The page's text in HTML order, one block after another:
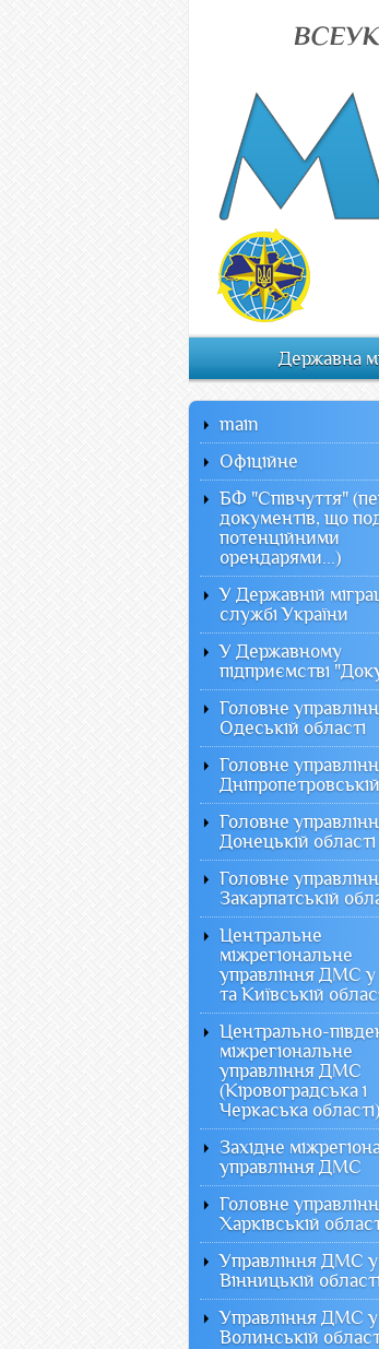
Державна
main
Офiцiйне
БФ "Співчуття"
документів, що
потенційними
орендарями...)
У Державній
службі України
У Державному
підприємстві
Головне
Одеській області
Головне
Головне
Донецькій області
Головне
Закарпатській
Центральне
міжрегіональне
управління ДМС у
та Київській
Центрально-
міжрегіональне
управління ДМС
(Кіровоградська і
Черкаська області)
Західне
управління ДМС
Головне
Харківській
Управління ДМС у
Вінницькій області
Управління ДМС у
Волинській